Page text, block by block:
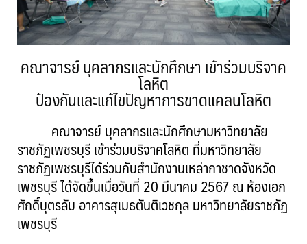
คณาจารย์ บุคลากรและนักศึกษา เข้าร่วมบริจาค
โลหิต
ป้องกันและแก้ไขปัญหาการขาดแคลนโลหิต
คณาจารย์ บุคลากรและนักศึกษามหาวิทยาลัย
ราชภัฏเพชรบุรี เข้าร่วมบริจาคโลหิต ที่มหาวิทยาลัย
ราชภัฏเพชรบุรีได้ร่วมกับสำนักงานเหล่ากาชาดจังหวัด
เพชรบุรี ได้จัดขึ้นเมื่อวันที่ 20 มีนาคม 2567 ณ ห้องเอก
ศักดิ์บุตรลับ อาคารสุเมธตันติเวชกุล มหาวิทยาลัยราชภัฏ
เพชรบุรี